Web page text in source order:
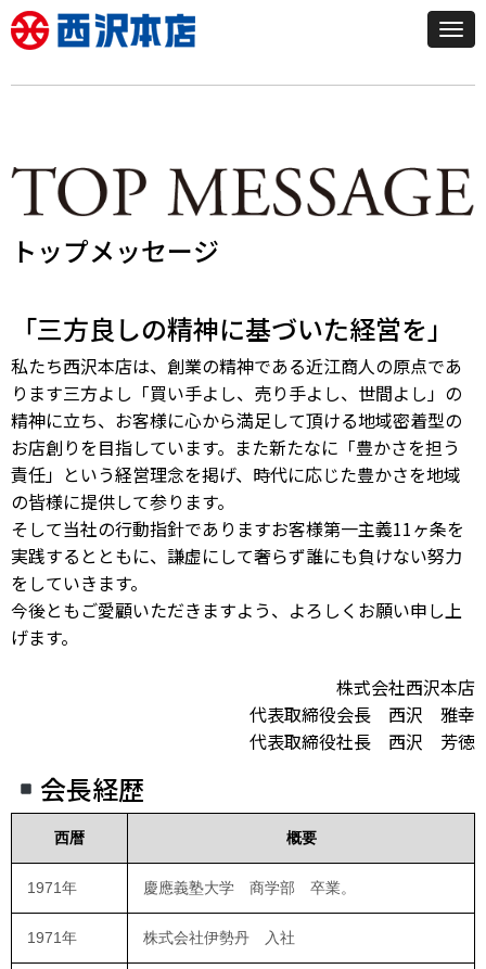
N
a
o
トップメッセージ
「三方良しの精神に基づいた経営を」
私たち西沢本店は、創業の精神である近江商人の原点であ
ります三方よし「買い手よし、売り手よし、世間よし」の
精神に立ち、お客様に心から満足して頂ける地域密着型の
お店創りを目指しています。また新たなに「豊かさを担う
責任」という経営理念を掲げ、時代に応じた豊かさを地域
の皆様に提供して参ります。
そして当社の行動指針でありますお客様第一主義11ヶ条を
実践するとともに、謙虚にして奢らず誰にも負けない努力
をしていきます。
今後ともご愛顧いただきますよう、よろしくお願い申し上
げます。
株式会社西沢本店
代表取締役会長 西沢 雅幸
代表取締役社長 西沢 芳徳
会長経歴
西暦 概要
1971年 慶應義塾大学 商学部 卒業。
1971年 株式会社伊勢丹 入社